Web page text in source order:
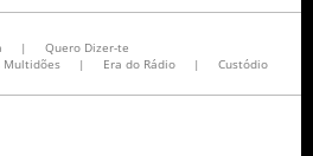
|
Quero Dizer-te
Multidões | Era do Rádio |
Custódio